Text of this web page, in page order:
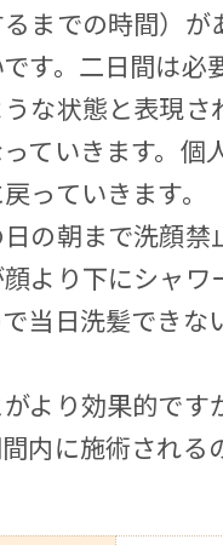
までの時間）が
す。二日間は必
な状態と表現
ていきます。個
っていきます。
の朝まで洗顔禁
より下にシャ
当日洗髪できな
より効果的です
内に施術される